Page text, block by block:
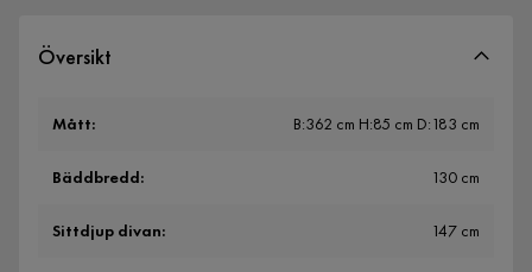
Översikt
Mått: B:362 cm H:85 cm D:183 cm
Bäddbredd: 130 cm
Sittdjup divan: 147 cm